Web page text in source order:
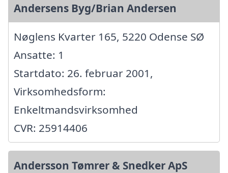
Andersens Byg/Brian Andersen
Nøglens Kvarter 165, 5220 Odense SØ
Ansatte: 1
Startdato: 26. februar 2001,
Virksomhedsform:
Enkeltmandsvirksomhed
CVR: 25914406
Andersson Tømrer & Snedker ApS